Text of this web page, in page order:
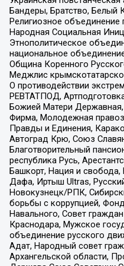
Бандеры, Братство, Белый
Религиозное объединение
Народная Социальная
Этнополитическое
национальное
Община Коренного
Меджлис
О противодействии
РЕВТАТПОД,
Божией Матери
Фирма, Молодежная
Правды и Единения,
Автоград Крю, Союз
Благотворительный
республика Русь,
Башкорт, Нация и свобода,
Дафа, Иртыш Ultras,
Новокузнецк/РПК,
борьбы с коррупцией,
Навального, Совет
Краснодара, Мужское
объединение русского
Адат, Народный совет
Архангельской области,